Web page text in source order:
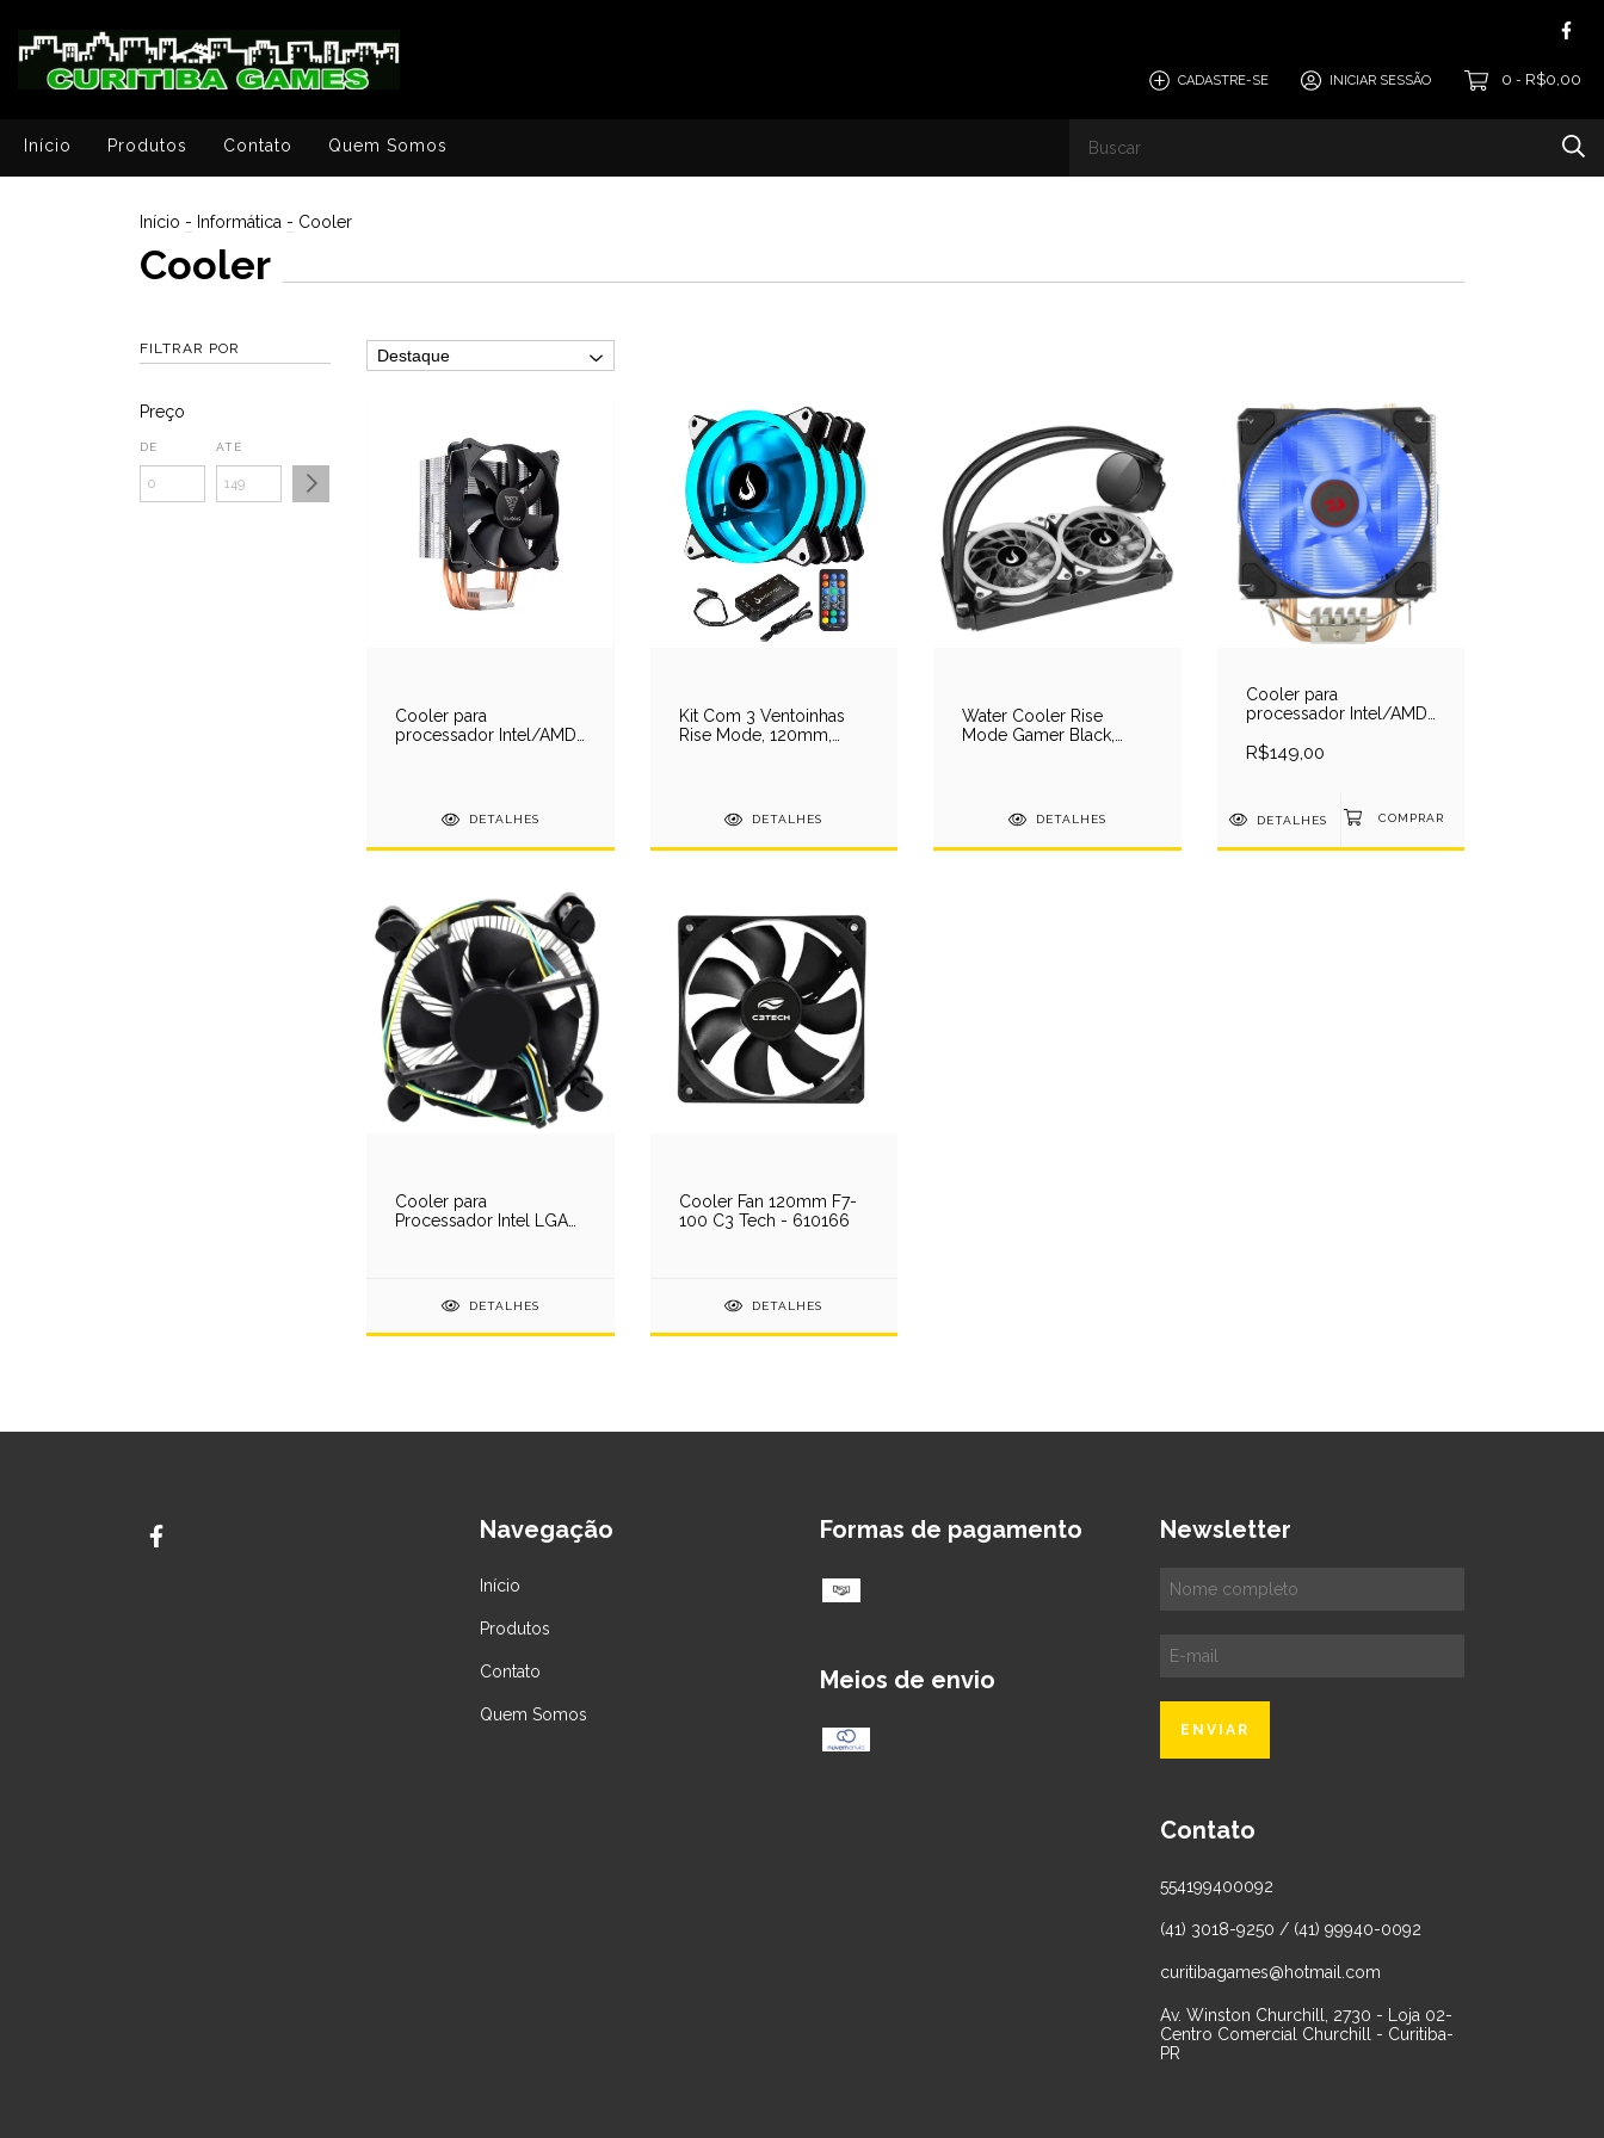
CADASTRE-SE INICIAR SESSÃO 0 - R$0,00
Início Produtos Contato Quem Somos
Início - Informática - Cooler
Cooler
FILTRAR POR
Preço
DE ATÉ
Cooler para
processador Intel/AMD
DETALHES
Kit Com 3 Ventoinhas
Rise Mode, 120mm,
DETALHES
Water Cooler Rise
Mode Gamer Black,
DETALHES
Cooler para
processador Intel/AMD
- CC-9104B
R$149,00
DETALHES
Cooler para
Processador Intel LGA
DETALHES
Cooler Fan 120mm F7-
100 C3 Tech - 610166
DETALHES
Navegação
Início
Produtos
Contato
Quem Somos
Formas de pagamento
Meios de envio
Newsletter
Contato
554199400092
(41) 3018-9250 / (41) 99940-0092
curitibagames@hotmail.com
Av. Winston Churchill, 2730 - Loja 02-
Centro Comercial Churchill - Curitiba-
PR